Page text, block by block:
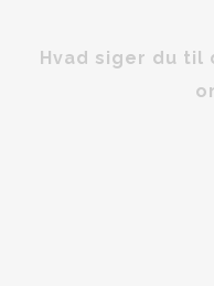
Hvad siger du til